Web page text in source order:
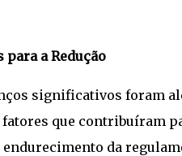
a Redução
significativos foram
que contribuíram
da